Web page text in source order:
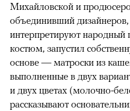
Михайловской и
объединивший
интерпретируют
костюм, запустил
основе — матроски из
выполненные в двух
и двух цветах (молочно-
рассказывают